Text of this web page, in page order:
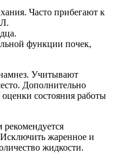
Часто прибегают к
функции почек,
Учитывают
Дополнительно
состояния работы
жаренное и
жидкости.